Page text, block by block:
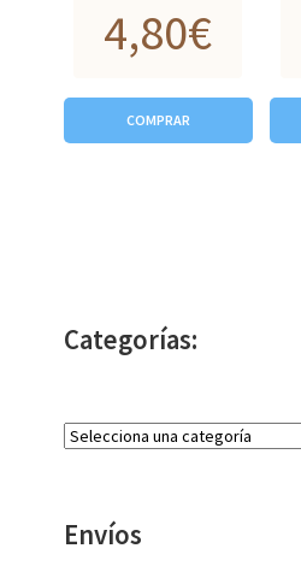
4,80€
COMPRAR
Categorías:
Selecciona
Envíos